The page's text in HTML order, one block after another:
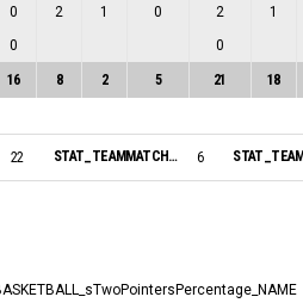
0 2 1 0 2 1
0 0
16 8 2 5 21 18
22 STAT_TEAMMATCH_BASKETBALL_sBiggestLead_NAME: 6